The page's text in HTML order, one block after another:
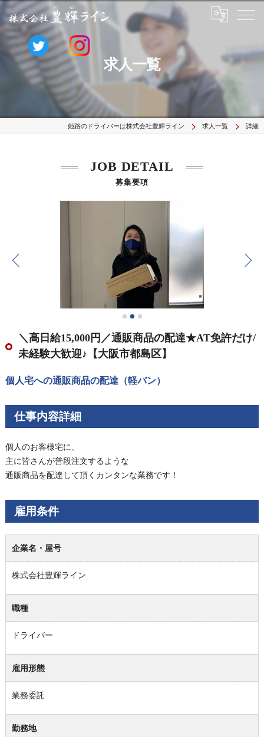
求人一覧
姫路のドライバーは株式会社豊輝ライン 求人一覧 詳細
募集要項
JOB DETAIL
＼高日給15,000円／通販商品の配達★AT免許だけ/
未経験大歓迎♪【大阪市都島区】
個人宅への通販商品の配達（軽バン）
仕事内容詳細
個人のお客様宅に、
主に皆さんが普段注文するような
通販商品を配達して頂くカンタンな業務です！
雇用条件
企業名・屋号
株式会社豊輝ライン
職種
ドライバー
雇用形態
業務委託
勤務地